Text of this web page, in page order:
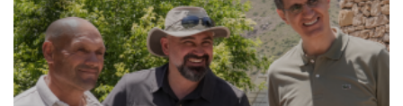
Карапетян
17 дней назад
Центр продаж и обслуживания Ucom в Егварде
возобновил работу по новому адресу — ул.